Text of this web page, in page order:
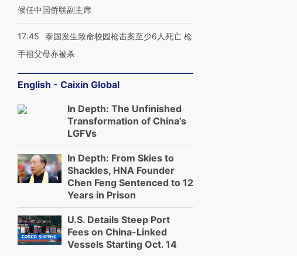
候任中国侨联副主席
17:45
泰国发生致命校园枪击案至少6人死亡 枪
手祖父母亦被杀
English - Caixin Global
In Depth: The Unfinished
Transformation of China’s
LGFVs
In Depth: From Skies to
Shackles, HNA Founder
Chen Feng Sentenced to 12
Years in Prison
U.S. Details Steep Port
Fees on China-Linked
Vessels Starting Oct. 14